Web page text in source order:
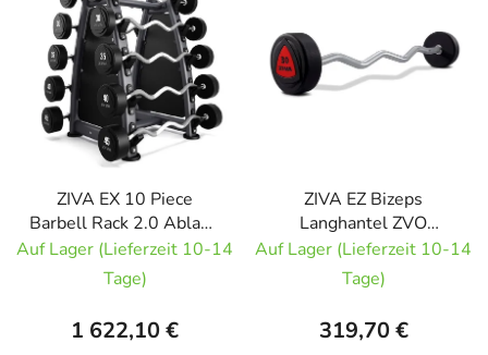
o
d
ZIVA EX 10 Piece
Barbell Rack 2.0 Ablage
für 10 Langhanteln
Auf Lager (Lieferzeit 10-14
Tage)
1 622,10 €
ZIVA EZ Bizeps
Langhantel ZVO
Urethan RED 15kg
Auf Lager (Lieferzeit 10-14
Tage)
319,70 €